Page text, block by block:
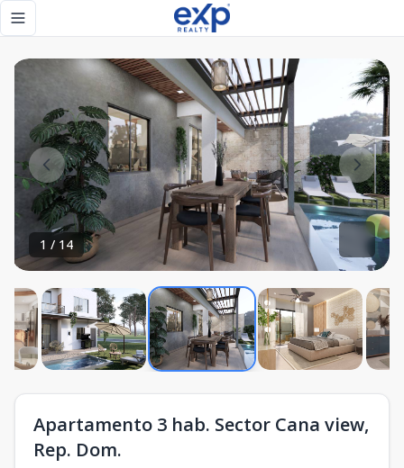
Toggle navigation menu
1 / 14
Apartamento 3 hab. Sector Cana view,
Rep. Dom.
Apartamento 3 hab. Sector Cana view, Rep. Dom. - eXp